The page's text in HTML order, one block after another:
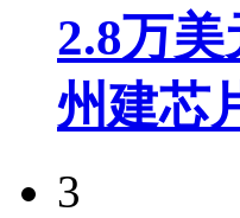
2.8万
州建芯
3